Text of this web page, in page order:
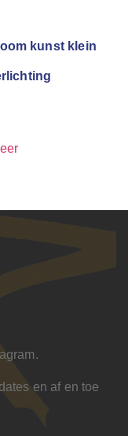
kunst klein
en af en toe